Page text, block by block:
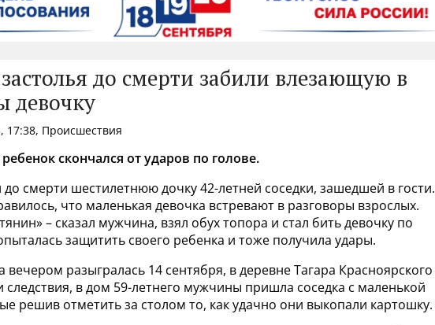
до смерти забили влезающую в
девочку
17:38, Происшествия
скончался от ударов по голове.
смерти шестилетнюю дочку 42-летней соседки, зашедшей в гости.
что маленькая девочка встревают в разговоры взрослых.
– сказал мужчина, взял обух топора и стал бить девочку по
защитить своего ребенка и тоже получила удары.
вечером разыгралась 14 сентября, в деревне Тагара Красноярского
следствия, в дом 59-летнего мужчины пришла соседка с маленькой
решив отметить за столом то, как удачно они выкопали картошку.